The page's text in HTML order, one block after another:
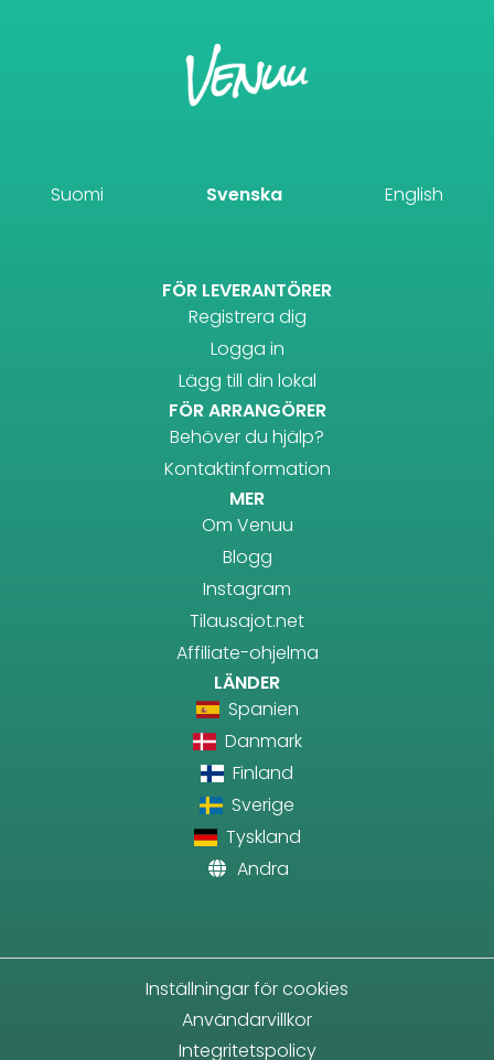
Suomi Svenska English
FÖR LEVERANTÖRER
Registrera dig
Logga in
Lägg till din lokal
FÖR ARRANGÖRER
Behöver du hjälp?
Kontaktinformation
MER
Om Venuu
Blogg
Instagram
Tilausajot.net
Affiliate-ohjelma
LÄNDER
Spanien
Danmark
Finland
Sverige
Tyskland
Andra
Inställningar för cookies
Användarvillkor
Integritetspolicy